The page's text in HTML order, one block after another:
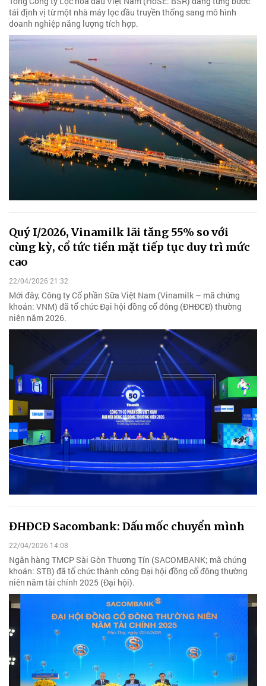
tái định vị từ một nhà máy lọc dầu truyền thống sang mô hình
doanh nghiệp năng lượng tích hợp.
Quý I/2026, Vinamilk lãi tăng 55% so với
cùng kỳ, cổ tức tiền mặt tiếp tục duy trì mức
cao
22/04/2026 21:32
Mới đây, Công ty Cổ phần Sữa Việt Nam (Vinamilk – mã chứng
khoán: VNM) đã tổ chức Đại hội đồng cổ đông (ĐHĐCĐ) thường
niên năm 2026.
ĐHĐCĐ Sacombank: Dấu mốc chuyển mình
22/04/2026 14:08
Ngân hàng TMCP Sài Gòn Thương Tín (SACOMBANK; mã chứng
khoán: STB) đã tổ chức thành công Đại hội đồng cổ đông thường
niên năm tài chính 2025 (Đại hội).